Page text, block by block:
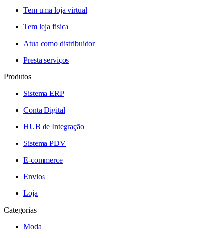
Tem uma loja virtual
Tem loja física
Atua como distribuidor
Presta serviços
Produtos
Sistema ERP
Conta Digital
HUB de Integração
Sistema PDV
E-commerce
Envios
Loja
Categorias
Moda